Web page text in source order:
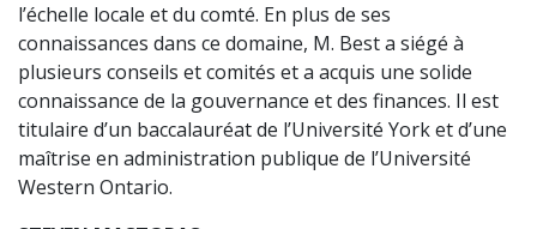
l’échelle locale et du comté. En plus de ses
connaissances dans ce domaine, M. Best a siégé à
plusieurs conseils et comités et a acquis une solide
connaissance de la gouvernance et des finances. Il est
titulaire d’un baccalauréat de l’Université York et d’une
maîtrise en administration publique de l’Université
Western Ontario.